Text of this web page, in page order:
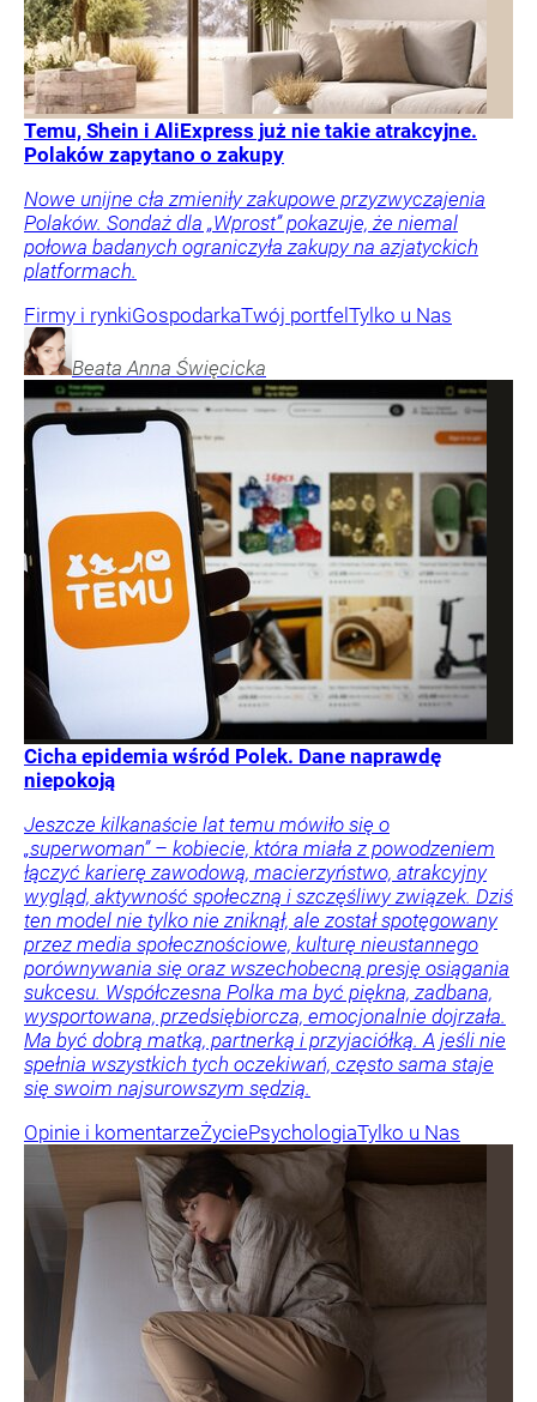
Temu, Shein i AliExpress już nie takie atrakcyjne.
Polaków zapytano o zakupy
Nowe unijne cła zmieniły zakupowe przyzwyczajenia
Polaków. Sondaż dla „Wprost” pokazuje, że niemal
połowa badanych ograniczyła zakupy na azjatyckich
platformach.
Firmy i rynkiGospodarkaTwój portfelTylko u Nas
Beata Anna Święcicka
Cicha epidemia wśród Polek. Dane naprawdę
niepokoją
Jeszcze kilkanaście lat temu mówiło się o
„superwoman” – kobiecie, która miała z powodzeniem
łączyć karierę zawodową, macierzyństwo, atrakcyjny
wygląd, aktywność społeczną i szczęśliwy związek. Dziś
ten model nie tylko nie zniknął, ale został spotęgowany
przez media społecznościowe, kulturę nieustannego
porównywania się oraz wszechobecną presję osiągania
sukcesu. Współczesna Polka ma być piękna, zadbana,
wysportowana, przedsiębiorcza, emocjonalnie dojrzała.
Ma być dobrą matką, partnerką i przyjaciółką. A jeśli nie
spełnia wszystkich tych oczekiwań, często sama staje
się swoim najsurowszym sędzią.
Opinie i komentarzeŻyciePsychologiaTylko u Nas